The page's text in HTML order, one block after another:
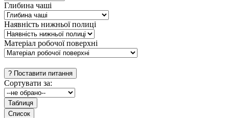
Глибина чаші
Наявність нижньої полиці
Матеріал робочої поверхні
Сортувати за: